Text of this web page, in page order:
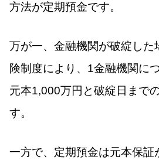
方法が定期預金です。
万が一、金融機関が破綻した
険制度により、1金融機関に
元本1,000万円と破綻日まで
す。
一方で、定期預金は元本保証